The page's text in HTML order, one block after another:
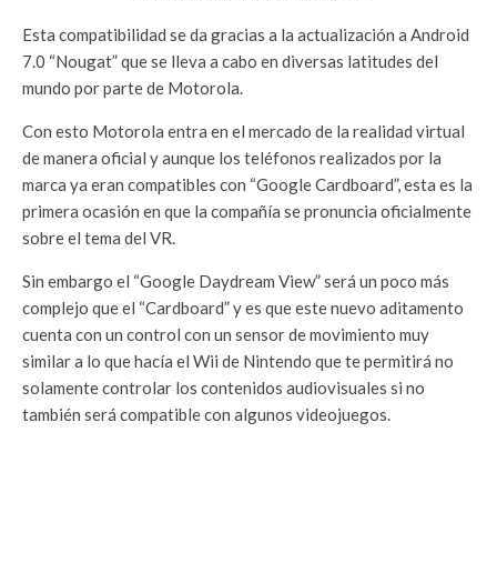
Esta compatibilidad se da gracias a la actualización a Android
7.0 “Nougat” que se lleva a cabo en diversas latitudes del
mundo por parte de Motorola.
Con esto Motorola entra en el mercado de la realidad virtual
de manera oficial y aunque los teléfonos realizados por la
marca ya eran compatibles con “Google Cardboard”, esta es la
primera ocasión en que la compañía se pronuncia oficialmente
sobre el tema del VR.
Sin embargo el “Google Daydream View” será un poco más
complejo que el “Cardboard” y es que este nuevo aditamento
cuenta con un control con un sensor de movimiento muy
similar a lo que hacía el Wii de Nintendo que te permitirá no
solamente controlar los contenidos audiovisuales si no
también será compatible con algunos videojuegos.